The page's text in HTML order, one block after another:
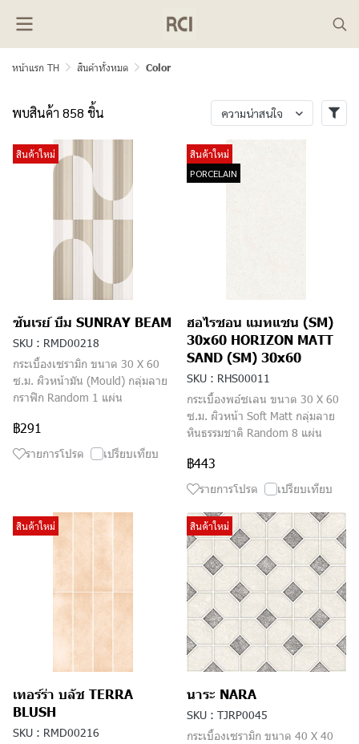
หน้าแรก TH สินค้าทั้งหมด Color
พบสินค้า 858 ชิ้น ความน่าสนใจ
สินค้าใหม่
ซันเรย์ บีม SUNRAY BEAM
SKU : RMD00218
กระเบื้องเซรามิก ขนาด 30 X 60
ซ.ม. ผิวหน้ามัน (Mould) กลุ่มลาย
กราฟิก Random 1 แผ่น
฿291
รายการโปรด เปรียบเทียบ
สินค้าใหม่
PORCELAIN
ฮอไรซอน แมทแซน (SM)
30x60 HORIZON MATT
SAND (SM) 30x60
SKU : RHS00011
กระเบื้องพอ์ซเลน ขนาด 30 X 60
ซ.ม. ผิวหน้า Soft Matt กลุ่มลาย
หินธรรมชาติ Random 8 แผ่น
฿443
รายการโปรด เปรียบเทียบ
สินค้าใหม่
เทอร์ร่า บลัช TERRA
BLUSH
SKU : RMD00216
สินค้าใหม่
นาระ NARA
SKU : TJRP0045
กระเบื้องเซรามิก ขนาด 40 X 40